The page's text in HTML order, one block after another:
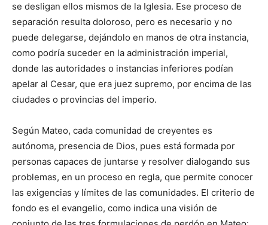
se desligan ellos mismos de la Iglesia. Ese proceso de
separación resulta doloroso, pero es necesario y no
puede delegarse, dejándolo en manos de otra instancia,
como podría suceder en la administración imperial,
donde las autoridades o instancias inferiores podían
apelar al Cesar, que era juez supremo, por encima de las
ciudades o provincias del imperio.
Según Mateo, cada comunidad de creyentes es
autónoma, presencia de Dios, pues está formada por
personas capaces de juntarse y resolver dialogando sus
problemas, en un proceso en regla, que permite conocer
las exigencias y límites de las comunidades. El criterio de
fondo es el evangelio, como indica una visión de